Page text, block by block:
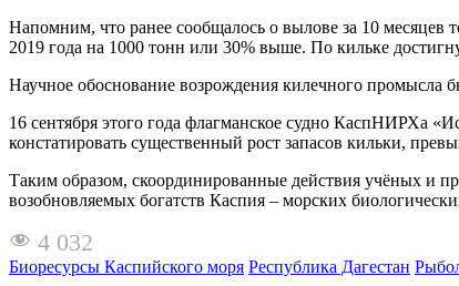
Напомним, что ранее сообщалось о вылове за 10
2019 года на 1000 тонн или 30% выше. По кильке
Научное обоснование возрождения килечного промысла
16 сентября этого года флагманское судно КаспНИРХа
констатировать существенный рост запасов кильки,
Таким образом, скоординированные действия учёных и
возобновляемых богатств Каспия – морских
4 032
Биоресурсы Каспийского моря Республика Дагестан